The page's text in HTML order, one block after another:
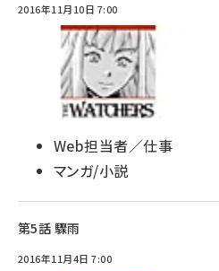
2016年11月10日 7:00
Web担当者／仕事
マンガ/小説
第5話 驟雨
2016年11月4日 7:00